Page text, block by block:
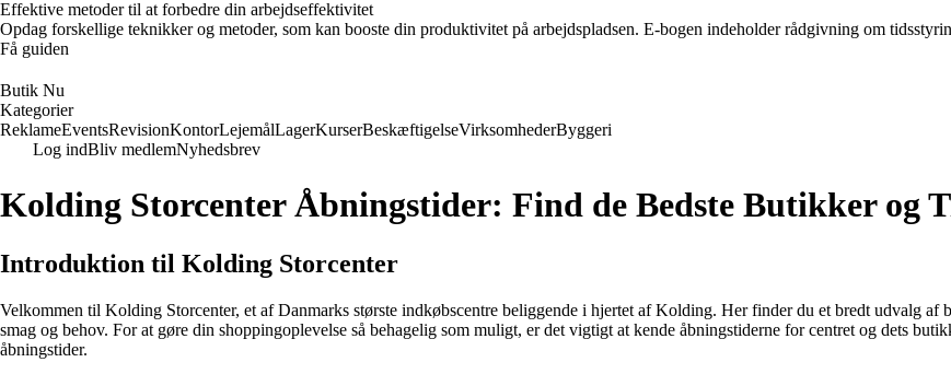
Effektive metoder til at forbedre din arbejdseffektivitet
Opdag forskellige teknikker og metoder, som kan booste din produktivitet på arbejdspladsen. E-bogen indeholder rådgivning om
Få guiden
Butik Nu
Kategorier
ReklameEventsRevisionKontorLejemålLagerKurserBeskæftigelseVirksomhederByggeri
Log indBliv medlemNyhedsbrev
Kolding Storcenter Åbningstider: Find de Bedste Butikker og
Introduktion til Kolding Storcenter
Velkommen til Kolding Storcenter, et af Danmarks største indkøbscentre beliggende i hjertet af Kolding. Her finder du et bredt udvalg af
smag og behov. For at gøre din shoppingoplevelse så behagelig som muligt, er det vigtigt at kende åbningstiderne for centret og dets
åbningstider.